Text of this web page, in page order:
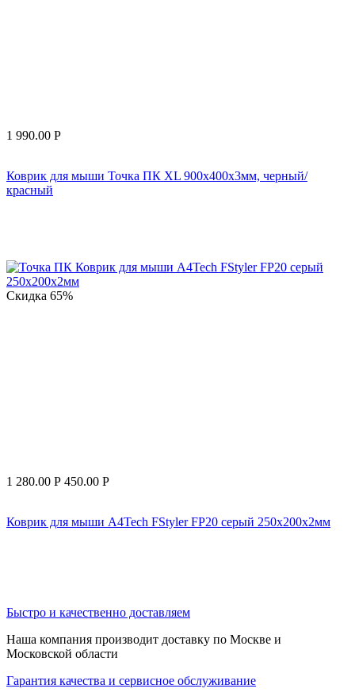
1 990.00 Р
Коврик для мыши Точка ПК XL 900x400x3мм, черный/
красный
Скидка 65%
1 280.00 Р 450.00 Р
Коврик для мыши A4Tech FStyler FP20 серый 250x200x2мм
Быстро и качественно доставляем
Наша компания производит доставку по Москве и
Московской области
Гарантия качества и сервисное обслуживание